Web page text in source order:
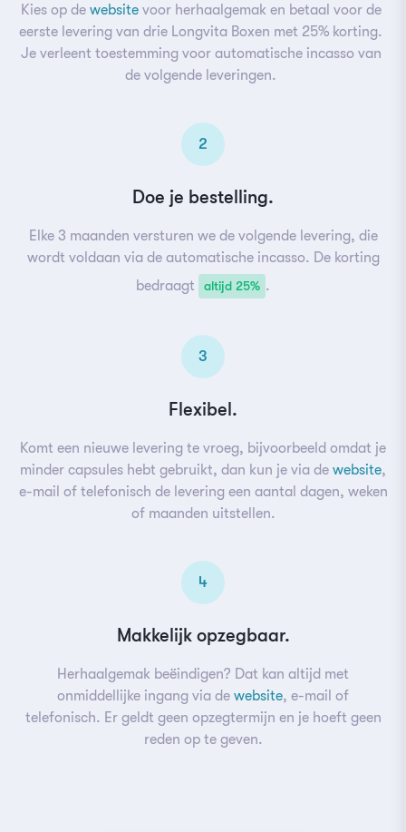
Kies op de websitevoor herhaalgemak en betaal voor de
eerste levering van drie Longvita Boxen met 25% korting.
Je verleent toestemming voor automatische incasso van
de volgende leveringen.
2
Doe je bestelling.
Elke 3 maanden versturen we de volgende levering, die
wordt voldaan via de automatische incasso. De korting
bedraagt
altijd 25% .
3
Flexibel.
Komt een nieuwe levering te vroeg, bijvoorbeeld omdat je
minder capsules hebt gebruikt, dan kun je via de website,
e-mail of telefonisch de levering een aantal dagen, weken
of maanden uitstellen.
4
Makkelijk opzegbaar.
Herhaalgemak beëindigen? Dat kan altijd met
onmiddellijke ingang via de website, e-mail of
telefonisch. Er geldt geen opzegtermijn en je hoeft geen
reden op te geven.